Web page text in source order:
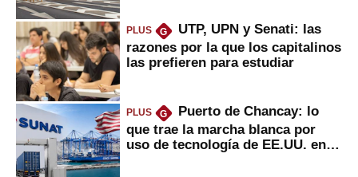
PLUS G
UTP, UPN y Senati: las
razones por la que los capitalinos
las prefieren para estudiar
PLUS G
Puerto de Chancay: lo
que trae la marcha blanca por
uso de tecnología de EE.UU. en